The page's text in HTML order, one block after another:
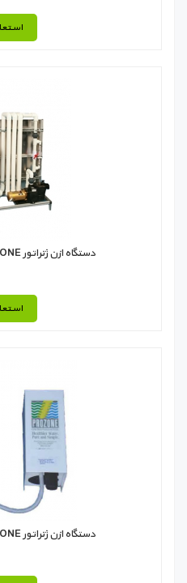
دستگاه ازن ژنراتور PROZONE مدل PZII-8
دستگاه ازن ژنراتور PROZONE مدل PZ2-6